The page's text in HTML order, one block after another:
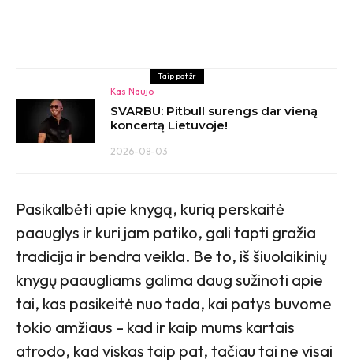
Taip pat žr
Kas Naujo
SVARBU: Pitbull surengs dar vieną
koncertą Lietuvoje!
2026-08-03
Pasikalbėti apie knygą, kurią perskaitė
paauglys ir kuri jam patiko, gali tapti gražia
tradicija ir bendra veikla. Be to, iš šiuolaikinių
knygų paaugliams galima daug sužinoti apie
tai, kas pasikeitė nuo tada, kai patys buvome
tokio amžiaus – kad ir kaip mums kartais
atrodo, kad viskas taip pat, tačiau tai ne visai